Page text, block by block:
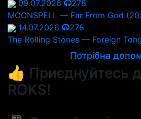
09.07.2026
278
MOONSPELL — Far From God
14.07.2026
278
The Rolling Stones — Foreign
Потрібна
👍 Приєднуйтесь
ROKS!